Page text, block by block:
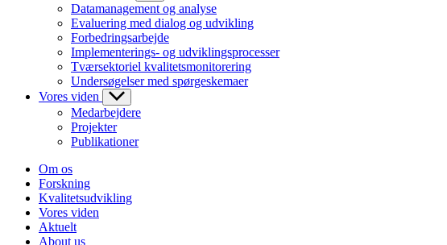
Datamanagement og analyse
Evaluering med dialog og udvikling
Forbedringsarbejde
Implementerings- og udviklingsprocesser
Tværsektoriel kvalitetsmonitorering
Undersøgelser med spørgeskemaer
Vores viden
Medarbejdere
Projekter
Publikationer
Om os
Forskning
Kvalitetsudvikling
Vores viden
Aktuelt
About us